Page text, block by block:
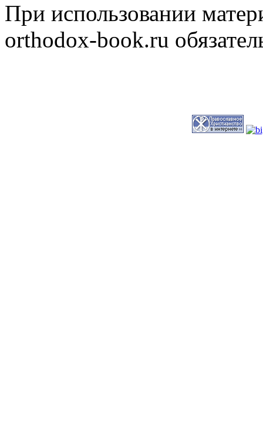
При использовании
orthodox-book.ru